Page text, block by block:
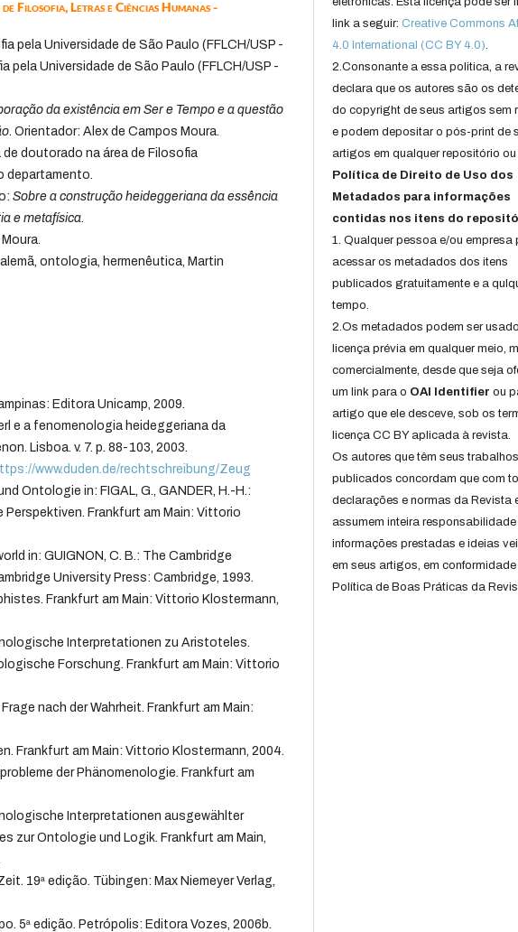
Filosofia, Letras e Ciências Humanas -
pela Universidade de São Paulo (FFLCH/USP -
pela Universidade de São Paulo (FFLCH/USP -
da existência em Ser e Tempo e a questão
. Orientador: Alex de Campos Moura.
doutorado na área de Filosofia
departamento.
Sobre a construção heideggeriana da essência
e metafísica.
ontologia, hermenêutica, Martin
Editora Unicamp, 2009.
e a fenomenologia heideggeriana da
Lisboa. v. 7. p. 88-103, 2003.
www.duden.de/rechtschreibung/Zeug
Ontologie in: FIGAL, G., GANDER, H.-H.:
Perspektiven. Frankfurt am Main: Vittorio
in: GUIGNON, C. B.: The Cambridge
University Press: Cambridge, 1993.
Frankfurt am Main: Vittorio Klostermann,
Interpretationen zu Aristoteles.
Forschung. Frankfurt am Main: Vittorio
Frage nach der Wahrheit. Frankfurt am Main:
Frankfurt am Main: Vittorio Klostermann, 2004.
der Phänomenologie. Frankfurt am
Interpretationen ausgewählter
zur Ontologie und Logik. Frankfurt am Main,
19ª edição. Tübingen: Max Niemeyer Verlag,
5ª edição. Petrópolis: Editora Vozes, 2006b.
link a seguir:Creative Commons
4.0 International (CC BY 4.0).
2.Consonante a essa politica, a
declara que os autores são os
do copyright de seus artigos sem
e podem depositar o pós-print de
artigos em qualquer repositório ou
Política de Direito de Uso dos
Metadados para informações
contidas nos itens do
1. Qualquer pessoa e/ou empresa
acessar os metadados dos itens
publicados gratuitamente e a
tempo.
2.Os metadados podem ser
licença prévia em qualquer meio,
comercialmente, desde que seja
um link para o OAI Identifier ou
artigo que ele desceve, sob os
licença CC BY aplicada à revista.
Os autores que têm seus trabalhos
publicados concordam que com
declarações e normas da Revista
assumem inteira responsabilidade
informações prestadas e ideias
em seus artigos, em
Política de Boas Práticas da